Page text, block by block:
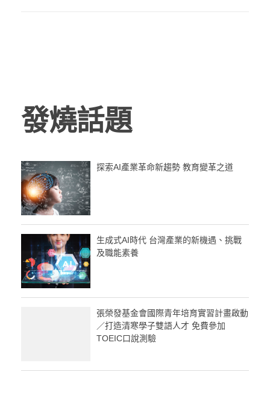
發燒話題
探索AI產業革命新趨勢 教育變革之道
生成式AI時代 台灣產業的新機遇、挑戰
及職能素養
張榮發基金會國際青年培育實習計畫啟動
／打造清寒學子雙語人才 免費參加
TOEIC口說測驗